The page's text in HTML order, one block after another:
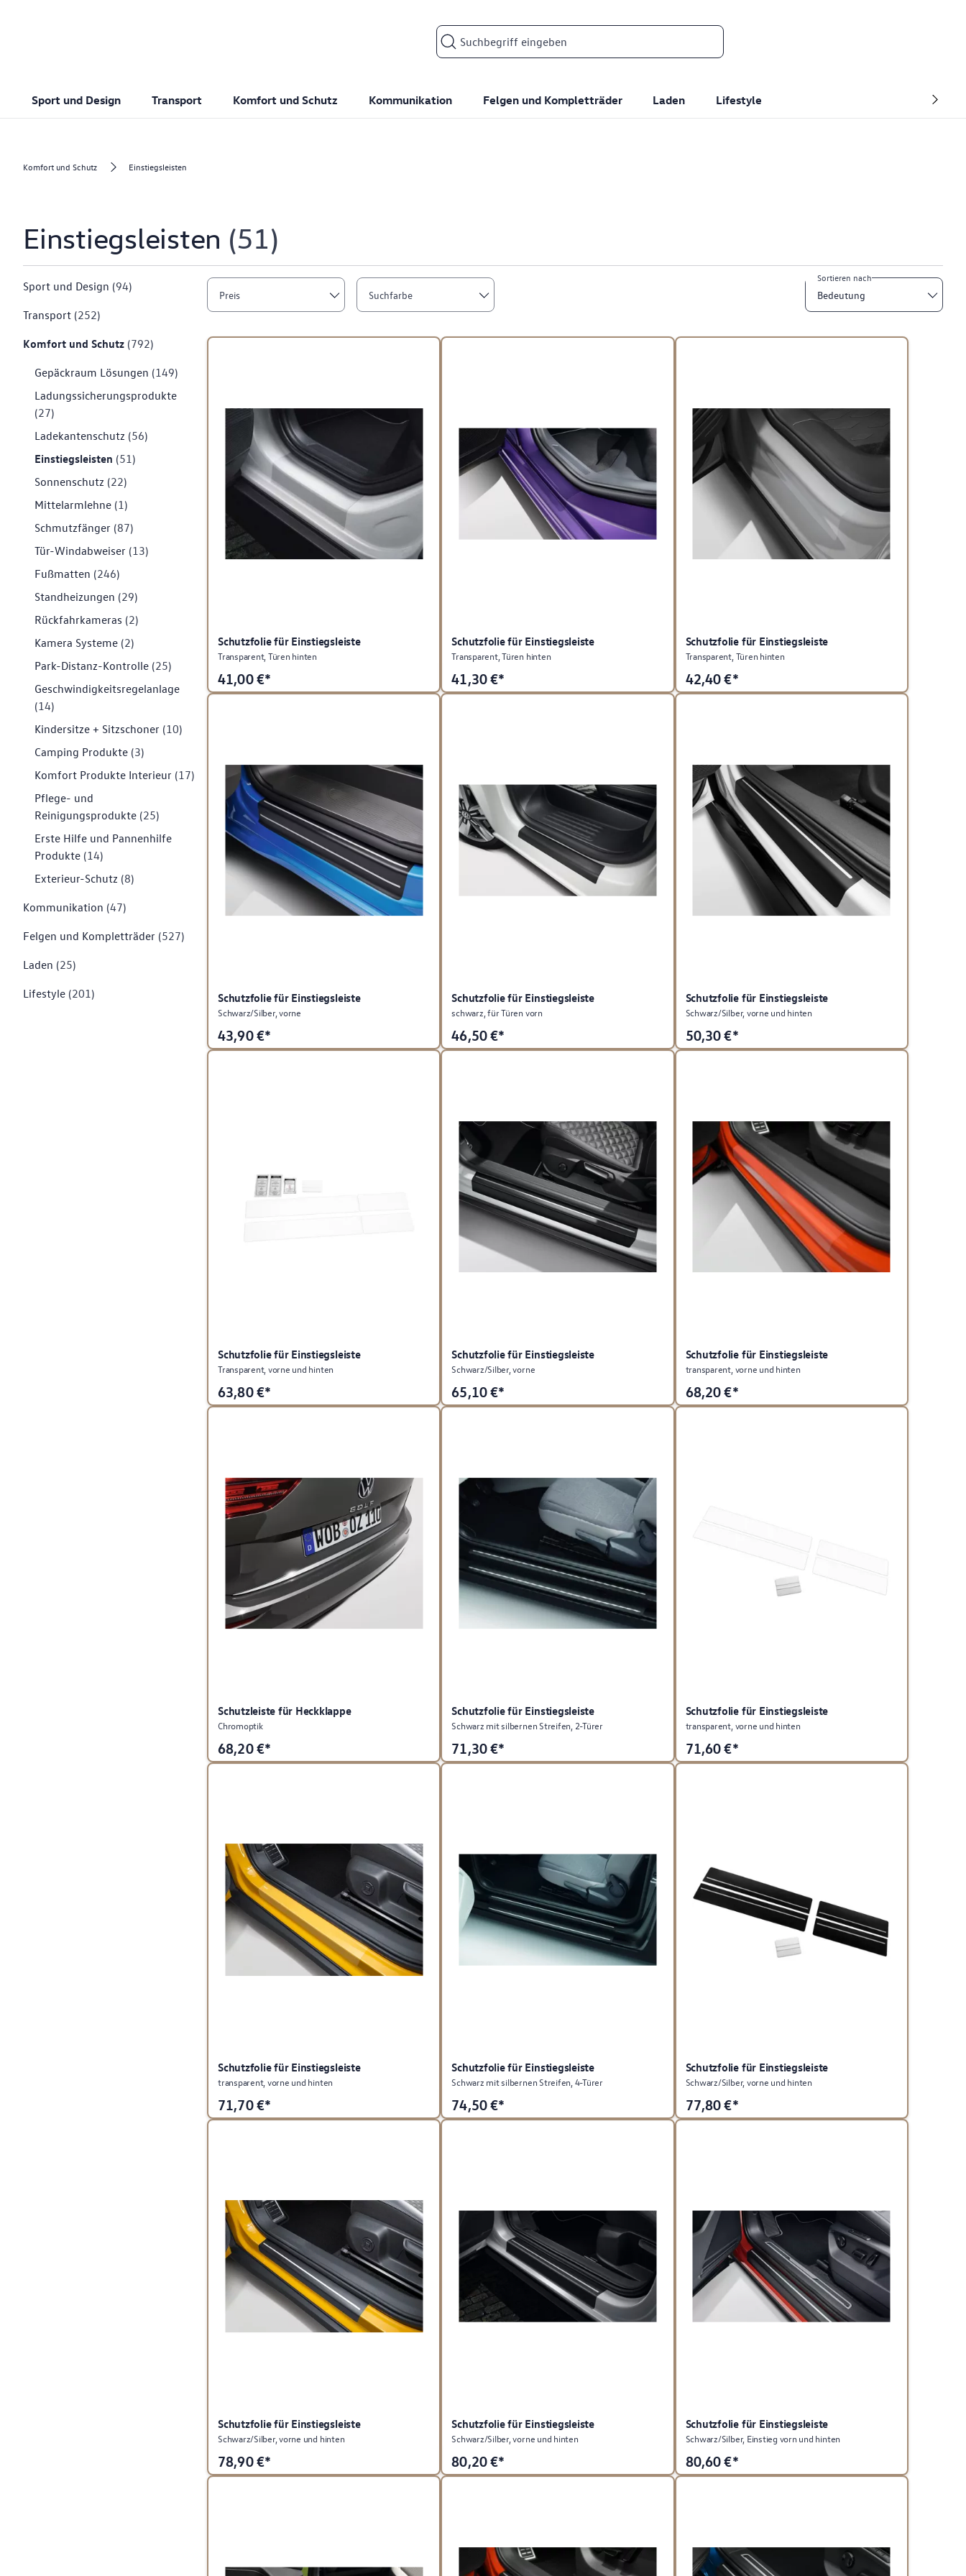
Suchfeld
Sport und Design Transport Komfort und Schutz Kommunikation Felgen und Kompletträder Laden Lifestyle
Komfort und Schutz Einstiegsleisten
Einstiegsleisten 51
Sport und Design (94)
Transport (252)
Komfort und Schutz (792)
Gepäckraum Lösungen (149)
Ladungssicherungsprodukte
(27)
Ladekantenschutz (56)
Einstiegsleisten (51)
Sonnenschutz (22)
Mittelarmlehne (1)
Schmutzfänger (87)
Tür-Windabweiser (13)
Fußmatten (246)
Standheizungen (29)
Rückfahrkameras (2)
Kamera Systeme (2)
Park-Distanz-Kontrolle (25)
Geschwindigkeitsregelanlage
(14)
Kindersitze + Sitzschoner (10)
Camping Produkte (3)
Komfort Produkte Interieur (17)
Pflege- und
Reinigungsprodukte (25)
Erste Hilfe und Pannenhilfe
Produkte (14)
Exterieur-Schutz (8)
Kommunikation (47)
Felgen und Kompletträder (527)
Laden (25)
Lifestyle (201)
Preis Suchfarbe
Sortieren nach
Bedeutung
Schutzfolie für Einstiegsleiste
Transparent, Türen hinten
41,00€*
Schutzfolie für Einstiegsleiste
Transparent, Türen hinten
41,30€*
Schutzfolie für Einstiegsleiste
Transparent, Türen hinten
42,40€*
Schutzfolie für Einstiegsleiste
Schwarz/Silber, vorne
43,90€*
Schutzfolie für Einstiegsleiste
schwarz, für Türen vorn
46,50€*
Schutzfolie für Einstiegsleiste
Schwarz/Silber, vorne und hinten
50,30€*
Schutzfolie für Einstiegsleiste
Transparent, vorne und hinten
63,80€*
Schutzfolie für Einstiegsleiste
Schwarz/Silber, vorne
65,10€*
Schutzfolie für Einstiegsleiste
transparent, vorne und hinten
68,20€*
Schutzleiste für Heckklappe
Chromoptik
68,20€*
Schutzfolie für Einstiegsleiste
Schwarz mit silbernen Streifen, 2-Türer
71,30€*
Schutzfolie für Einstiegsleiste
transparent, vorne und hinten
71,60€*
Schutzfolie für Einstiegsleiste
transparent, vorne und hinten
71,70€*
Schutzfolie für Einstiegsleiste
Schwarz mit silbernen Streifen, 4-Türer
74,50€*
Schutzfolie für Einstiegsleiste
Schwarz/Silber, vorne und hinten
77,80€*
Schutzfolie für Einstiegsleiste
Schwarz/Silber, vorne und hinten
78,90€*
Schutzfolie für Einstiegsleiste
Schwarz/Silber, vorne und hinten
80,20€*
Schutzfolie für Einstiegsleiste
Schwarz/Silber, Einstieg vorn und hinten
80,60€*